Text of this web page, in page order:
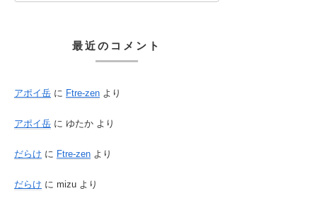
最近のコメント
アポイ岳 に Ftre-zen より
アポイ岳 に ゆたか より
だらけ に Ftre-zen より
だらけ に mizu より